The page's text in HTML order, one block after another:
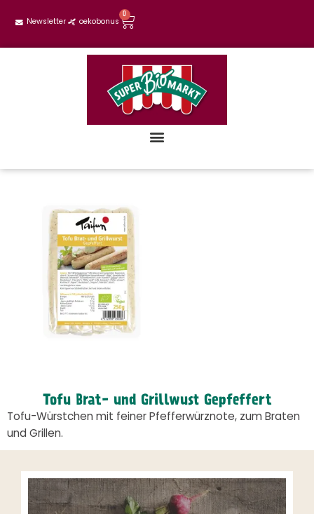
Newsletter oekobonus
0
Tofu Brat- und Grillwust Gepfeffert
Tofu-Würstchen mit feiner Pfefferwürznote, zum Braten
und Grillen.